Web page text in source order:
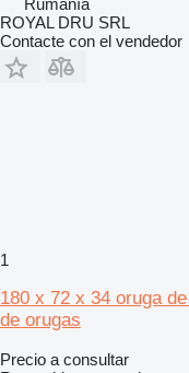
ROYAL DRU SRL
Contacte con el vendedor
1
180 x 72 x 34 oruga
de orugas
Precio a consultar